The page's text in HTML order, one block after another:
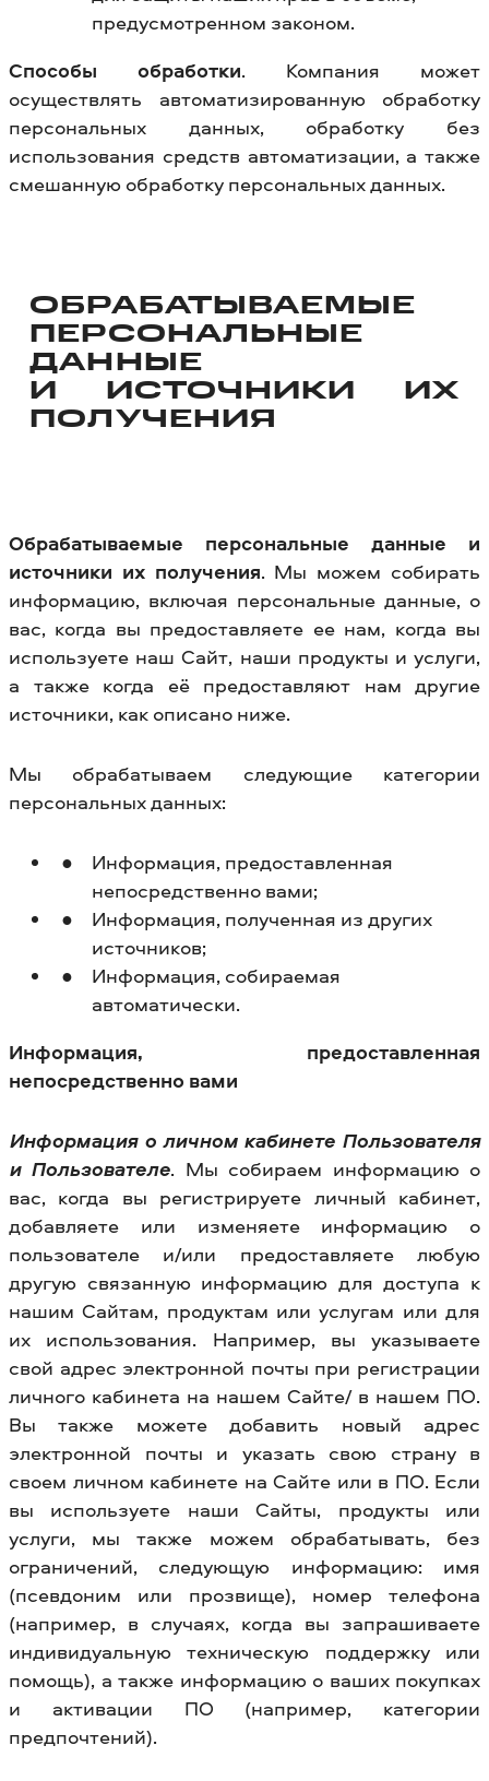
предусмотренном законом.
Способы обработки. Компания может
осуществлять автоматизированную обработку
персональных данных, обработку без
использования средств автоматизации, а также
смешанную обработку персональных данных.
ОБРАБАТЫВАЕМЫЕ
ПЕРСОНАЛЬНЫЕ
ДАННЫЕ
И ИСТОЧНИКИ ИХ
ПОЛУЧЕНИЯ
Обрабатываемые персональные данные и
источники их получения. Мы можем собирать
информацию, включая персональные данные, о
вас, когда вы предоставляете ее нам, когда вы
используете наш Сайт, наши продукты и услуги,
а также когда её предоставляют нам другие
источники, как описано ниже.
Мы обрабатываем следующие категории
персональных данных:
Информация, предоставленная
непосредственно вами;
Информация, полученная из других
источников;
Информация, собираемая
автоматически.
Информация, предоставленная
непосредственно вами
Информация о личном кабинете Пользователя
и Пользователе. Мы собираем информацию о
вас, когда вы регистрируете личный кабинет,
добавляете или изменяете информацию о
пользователе и/или предоставляете любую
другую связанную информацию для доступа к
нашим Сайтам, продуктам или услугам или для
их использования. Например, вы указываете
свой адрес электронной почты при регистрации
личного кабинета на нашем Сайте/ в нашем ПО.
Вы также можете добавить новый адрес
электронной почты и указать свою страну в
своем личном кабинете на Сайте или в ПО. Если
вы используете наши Сайты, продукты или
услуги, мы также можем обрабатывать, без
ограничений, следующую информацию: имя
(псевдоним или прозвище), номер телефона
(например, в случаях, когда вы запрашиваете
индивидуальную техническую поддержку или
помощь), а также информацию о ваших покупках
и активации ПО (например, категории
предпочтений).